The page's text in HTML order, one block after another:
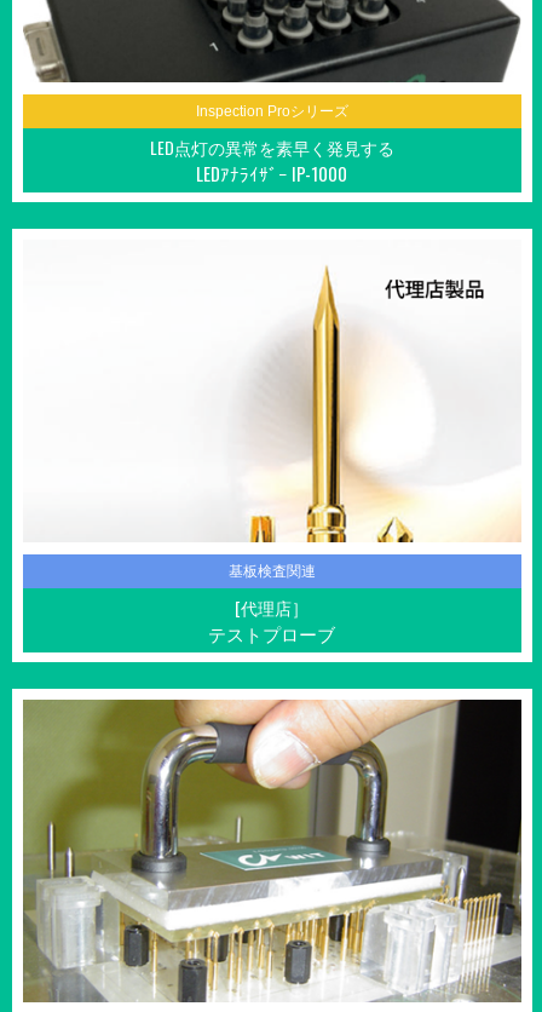
Inspection Proシリーズ
LED点灯の異常を素早く発見する
LEDｱﾅﾗｲｻﾞｰ IP-1000
基板検査関連
[代理店］
テストプローブ